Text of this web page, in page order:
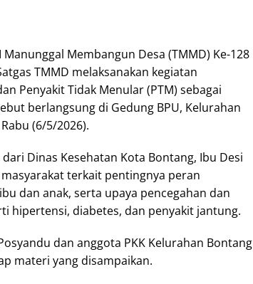
Membangun Desa (TMMD) Ke-128
TMMD melaksanakan kegiatan
Penyakit Tidak Menular (PTM) sebagai
berlangsung di Gedung BPU, Kelurahan
(6/5/2026).
Dinas Kesehatan Kota Bontang, Ibu Desi
terkait pentingnya peran
dan anak, serta upaya pencegahan dan
hipertensi, diabetes, dan penyakit jantung.
dan anggota PKK Kelurahan Bontang
materi yang disampaikan.